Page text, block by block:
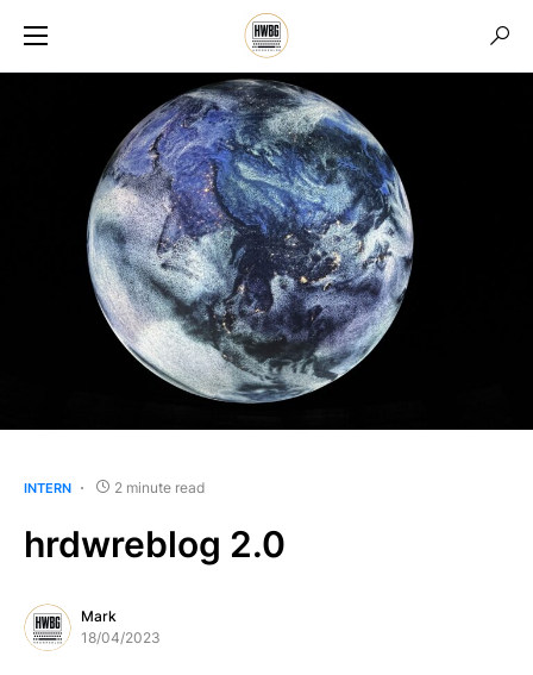
INTERN 2 minute read
hrdwreblog 2.0
Mark
18/04/2023